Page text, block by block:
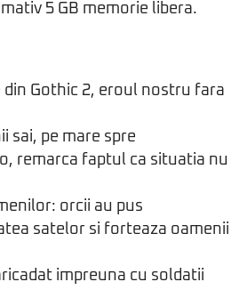
5 GB memorie libera.
Gothic 2, eroul nostru fara
sai, pe mare spre
remarca faptul ca situatia nu
orcii au pus
satelor si forteaza oamenii
impreuna cu soldatii